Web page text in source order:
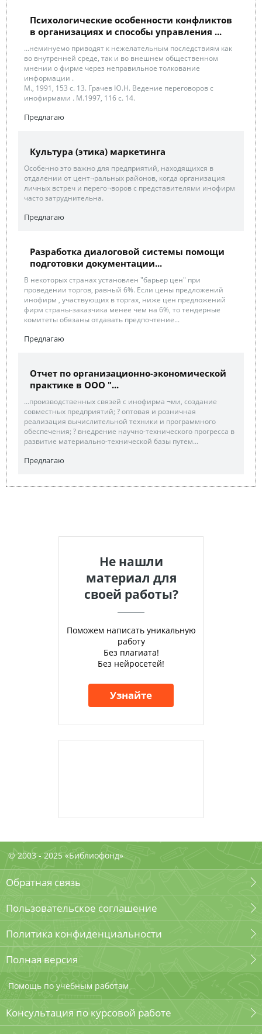
Психологические особенности конфликтов
в организациях и способы управления ...
...неминуемо приводят к нежелательным последствиям как
во внутренней среде, так и во внешнем общественном
мнении о фирме через неправильное толкование
информации .
М., 1991, 153 с. 13. Грачев Ю.Н. Ведение переговоров с
инофирмами . М.1997, 116 с. 14.
Предлагаю
Культура (этика) маркетинга
Особенно это важно для предприятий, находящихся в
отдалении от цент¬ральных районов, когда организация
личных встреч и перего¬воров с представителями инофирм
часто затруднительна.
Предлагаю
Разработка диалоговой системы помощи
подготовки документации...
В некоторых странах установлен "барьер цен" при
проведении торгов, равный 6%. Если цены предложений
инофирм , участвующих в торгах, ниже цен предложений
фирм страны-заказчика менее чем на 6%, то тендерные
комитеты обязаны отдавать предпочтение...
Предлагаю
Отчет по организационно-экономической
практике в ООО "...
...производственных связей с инофирма ¬ми, создание
совместных предприятий; ? оптовая и розничная
реализация вычислительной техники и программного
обеспечения; ? внедрение научно-технического прогресса в
развитие материально-технической базы путем...
Предлагаю
Не нашли
материал для
своей работы?
Поможем написать уникальную
работу
Без плагиата!
Без нейросетей!
Узнайте
© 2003 - 2025 «Библиофонд»
Обратная связь
Пользовательское соглашение
Политика конфиденциальности
Полная версия
Помощь по учебным работам
Консультация по курсовой работе